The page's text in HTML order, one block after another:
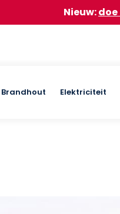
doe mee aan
Brandhout Elektriciteit